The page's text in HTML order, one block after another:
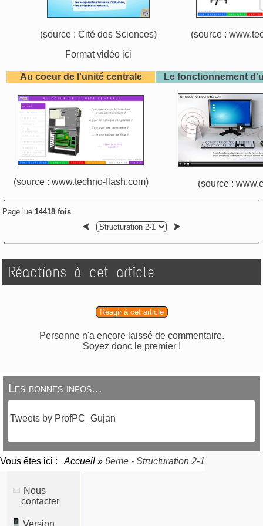
(source : Cité des Sciences)
Format vidéo ici
(source :
Au coeur de l'unité centrale Le fonctionnement
(source : www.techno-flash.com) (source :
Page lue 14418 fois
Réactions à cet article
Réagir à cet article
Personne n'a encore laissé de commentaire.
Soyez donc le premier !
Les bonnes infos...
Tweets by ProfPC_Gujan
Vous êtes ici : Accueil » 6eme - Structuration 2-1
Nous
contacter